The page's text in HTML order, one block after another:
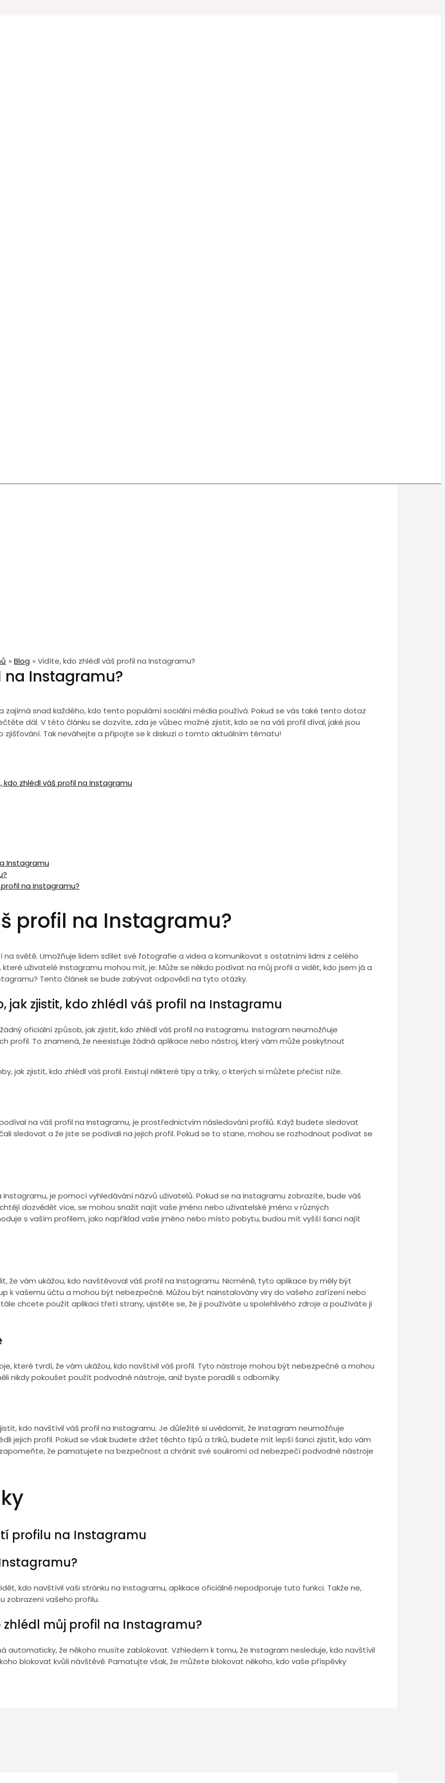
Blog Vidíte, kdo zhlédl váš profil na Instagramu?
Instagramu?
snad každého, kdo tento populární sociální média používá. Pokud se vás také tento dotaz
dál. V této článku se dozvíte, zda je vůbec možné zjistit, kdo se na váš profil díval, jaké jsou
zjišťování. Tak neváhejte a připojte se k diskuzi o tomto aktuálním tématu!
zhlédl váš profil na Instagramu
Instagramu
na Instagramu?
profil na Instagramu?
světě. Umožňuje lidem sdílet své fotografie a videa a komunikovat s ostatními lidmi z celého
uživatelé Instagramu mohou mít, je: Může se někdo podívat na můj profil a vidět, kdo jsem já a
Tento článek se bude zabývat odpovědí na tyto otázky.
jak zjistit, kdo zhlédl váš profil na Instagramu
oficiální způsob, jak zjistit, kdo zhlédl váš profil na Instagramu. Instagram neumožňuje
profil. To znamená, že neexistuje žádná aplikace nebo nástroj, který vám může poskytnout
jak zjistit, kdo zhlédl váš profil. Existují některé tipy a triky, o kterých si můžete přečíst níže.
na váš profil na Instagramu, je prostřednictvím následování profilů. Když budete sledovat
sledovat a že jste se podívali na jejich profil. Pokud se to stane, mohou se rozhodnout podívat se
je pomocí vyhledávání názvů uživatelů. Pokud se na Instagramu zobrazíte, bude váš
dozvědět více, se mohou snažit najít vaše jméno nebo uživatelské jméno v různých
s vaším profilem, jako například vaše jméno nebo místo pobytu, budou mít vyšší šanci najít
že vám ukážou, kdo navštěvoval váš profil na Instagramu. Nicméně, tyto aplikace by měly být
k vašemu účtu a mohou být nebezpečné. Můžou být nainstalovány viry do vašeho zařízení nebo
chcete použít aplikaci třetí strany, ujistěte se, že ji používáte u spolehlivého zdroje a používáte ji
které tvrdí, že vám ukážou, kdo navštívil váš profil. Tyto nástroje mohou být nebezpečné a mohou
nikdy pokoušet použít podvodné nástroje, aniž byste poradili s odborníky.
kdo navštívil váš profil na Instagramu. Je důležité si uvědomit, že Instagram neumožňuje
jejich profil. Pokud se však budete držet těchto tipů a triků, budete mít lepší šanci zjistit, kdo vám
že pamatujete na bezpečnost a chránit své soukromí od nebezpečí podvodné nástroje
profilu na Instagramu
kdo navštívil vaši stránku na Instagramu, aplikace oficiálně nepodporuje tuto funkci. Takže ne,
zobrazení vašeho profilu.
můj profil na Instagramu?
automaticky, že někoho musíte zablokovat. Vzhledem k tomu, že Instagram nesleduje, kdo navštívil
blokovat kvůli návštěvě. Pamatujte však, že můžete blokovat někoho, kdo vaše příspěvky